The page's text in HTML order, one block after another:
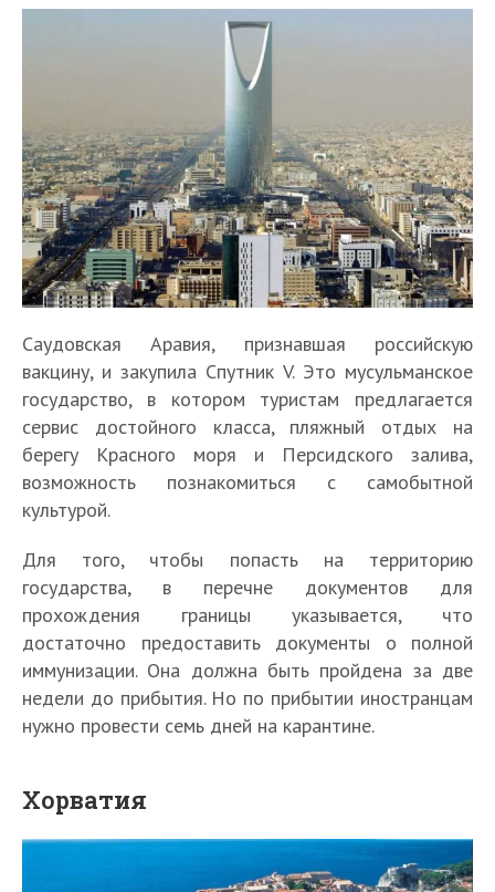
Саудовская Аравия, признавшая российскую
вакцину, и закупила Спутник V. Это мусульманское
государство, в котором туристам предлагается
сервис достойного класса, пляжный отдых на
берегу Красного моря и Персидского залива,
возможность познакомиться с самобытной
культурой.
Для того, чтобы попасть на территорию
государства, в перечне документов для
прохождения границы указывается, что
достаточно предоставить документы о полной
иммунизации. Она должна быть пройдена за две
недели до прибытия. Но по прибытии иностранцам
нужно провести семь дней на карантине.
Хорватия